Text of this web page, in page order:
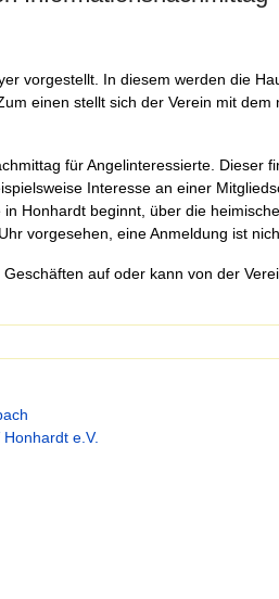
vorgestellt. In diesem werden die
einen stellt sich der Verein mit
für Angelinteressierte. Dieser
Interesse an einer
Honhardt beginnt, über die
vorgesehen, eine Anmeldung ist
auf oder kann von der
e.V.